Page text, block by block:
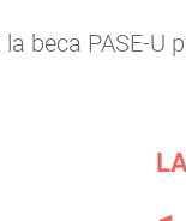
beca PASE-U